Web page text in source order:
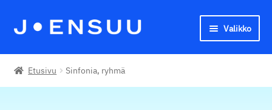
Siirry
Siirry
Valikko
Joensuun seudun kansalaisopisto
Etusivu Sinfonia, ryhmä